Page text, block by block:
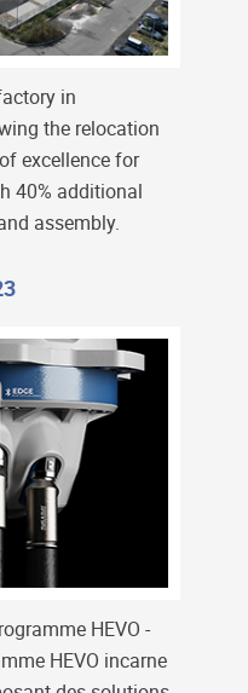
in
the relocation
excellence for
40% additional
assembly.
HEVO -
HEVO incarne